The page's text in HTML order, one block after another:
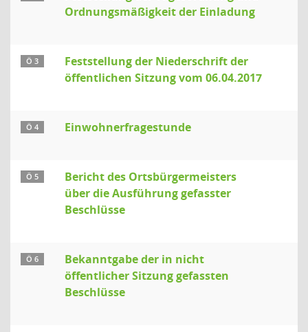
Ordnungsmäßigkeit der Einladung
Ö 3
Feststellung der Niederschrift der
öffentlichen Sitzung vom 06.04.2017
Ö 4 Einwohnerfragestunde
Ö 5
Bericht des Ortsbürgermeisters
über die Ausführung gefasster
Beschlüsse
Ö 6
Bekanntgabe der in nicht
öffentlicher Sitzung gefassten
Beschlüsse